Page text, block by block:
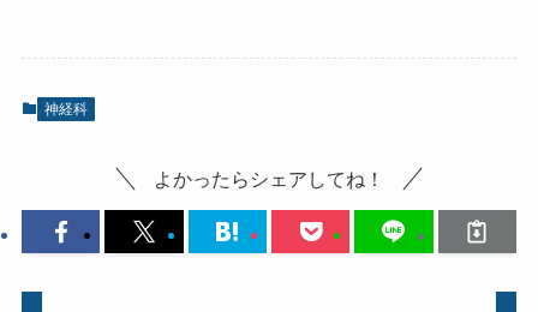
神経科
よかったらシェアしてね！